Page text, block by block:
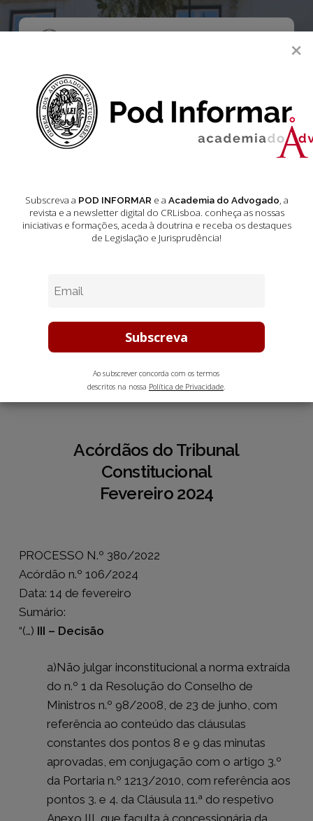
Skip
main
Menu
Academia do Advogado
Acórdãos do Tribunal Constitucional
Jurisprudência –
Acórdãos do
Constitucional
7 min leitura estimada
Acórdãos do Tribunal
Constitucional
Fevereiro 2024
PROCESSO N.º 380/2022
Acórdão n.º 106/2024
Data: 14 de fevereiro
Sumário:
“(…) III – Decisão
a)Não julgar inconstitucional a norma extraída
do n.º 1 da Resolução do Conselho de
Ministros n.º 98/2008, de 23 de junho, com
referência ao conteúdo das cláusulas
constantes dos pontos 8 e 9 das minutas
aprovadas, em conjugação com o artigo 3.º
da Portaria n.º 1213/2010, com referência aos
pontos 3. e 4. da Cláusula 11.ª do respetivo
Anexo III, que faculta à concessionária da
×
Subscreva a POD INFORMARe a Academia do Advogado, a
revista e a newsletter digital do CRLisboa. conheça as nossas
iniciativas e formações, aceda à doutrina e receba os destaques
de Legislação e Jurisprudência!
Ao subscrever concorda com os termos
descritos na nossa Política de Privacidade.